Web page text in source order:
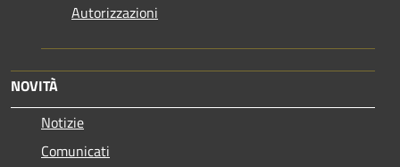
Autorizzazioni
NOVITÀ
Notizie
Comunicati